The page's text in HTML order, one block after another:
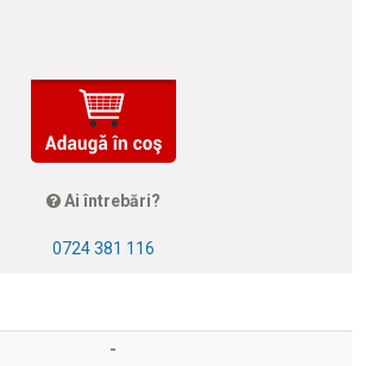
Ai întrebări?
0724 381 116
-